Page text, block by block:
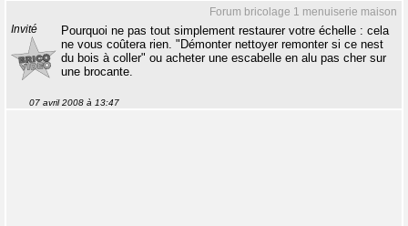
Forum bricolage 1 menuiserie maison
Invité
Pourquoi ne pas tout simplement restaurer votre échelle : cela
ne vous coûtera rien. "Démonter nettoyer remonter si ce nest
du bois à coller" ou acheter une escabelle en alu pas cher sur
une brocante.
07 avril 2008 à 13:47